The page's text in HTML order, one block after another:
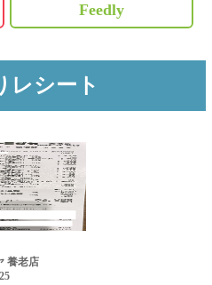
Feedly
レシート
養老店